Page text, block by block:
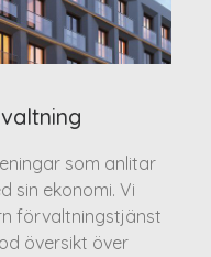
som anlitar
sin ekonomi. Vi
förvaltningstjänst
översikt över